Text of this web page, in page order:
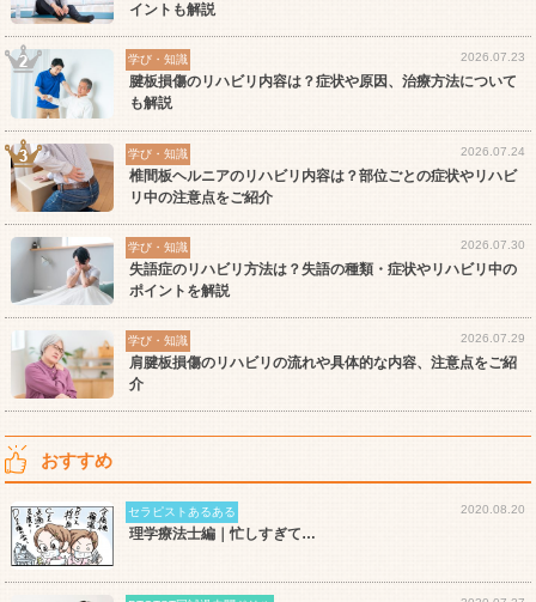
イントも解説
学び・知識 2026.07.23
腱板損傷のリハビリ内容は？症状や原因、治療方法について
も解説
学び・知識 2026.07.24
椎間板ヘルニアのリハビリ内容は？部位ごとの症状やリハビ
リ中の注意点をご紹介
学び・知識 2026.07.30
失語症のリハビリ方法は？失語の種類・症状やリハビリ中の
ポイントを解説
学び・知識 2026.07.29
肩腱板損傷のリハビリの流れや具体的な内容、注意点をご紹
介
おすすめ
セラピストあるある 2020.08.20
理学療法士編｜忙しすぎて…